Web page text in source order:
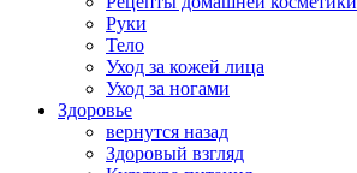
Руки
Тело
Уход за кожей лица
Уход за ногами
Здоровье
вернутся назад
Здоровый взгляд